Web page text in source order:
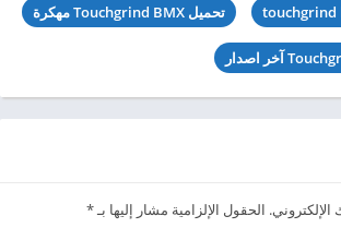
touchgrind تحميل Touchgrind BMX مهكرة
الحقول الإلزامية مشار إليها بـ*